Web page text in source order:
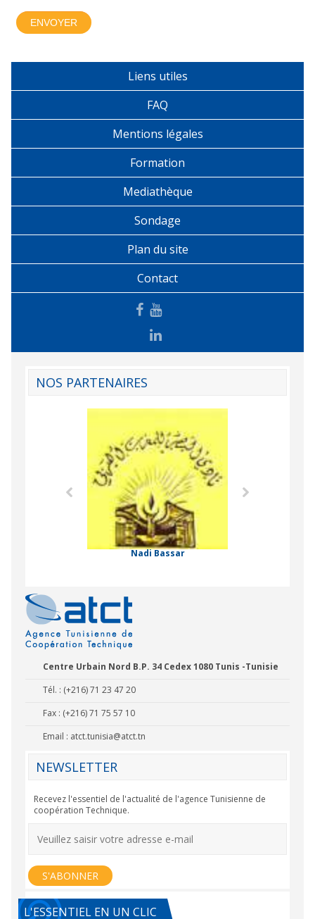
Liens utiles
FAQ
Mentions légales
Formation
Mediathèque
Sondage
Plan du site
Contact
NOS PARTENAIRES
Nadi Bassar
Centre Urbain Nord B.P. 34 Cedex 1080 Tunis -Tunisie
Tél. : (+216) 71 23 47 20
Fax : (+216) 71 75 57 10
Email : atct.tunisia@atct.tn
NEWSLETTER
Recevez l'essentiel de l'actualité de l'agence Tunisienne de
coopération Technique.
L'ESSENTIEL EN UN CLIC